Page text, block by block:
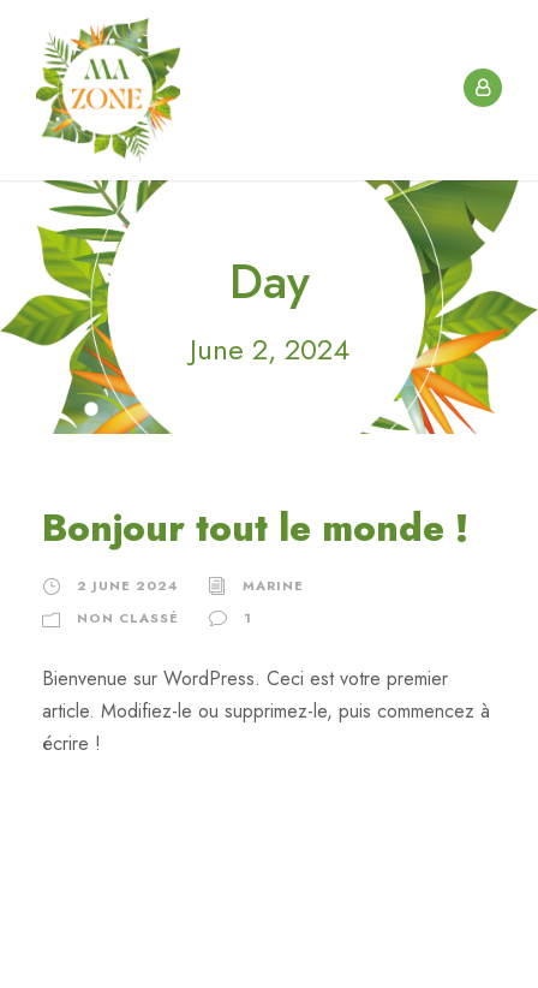
Day
June 2, 2024
Bonjour tout le monde !
2 JUNE 2024
MARINE
NON CLASSÉ
1
Bienvenue sur WordPress. Ceci est votre premier
article. Modifiez-le ou supprimez-le, puis commencez à
écrire !